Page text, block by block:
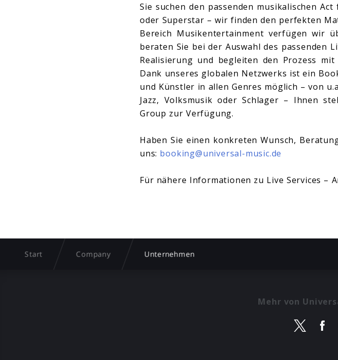
Sie suchen den passenden musikalischen
oder Superstar – wir finden den perfekten
Bereich Musikentertainment verfügen wir
beraten Sie bei der Auswahl des passenden
Realisierung und begleiten den Prozess
Dank unseres globalen Netzwerks ist ein
und Künstler in allen Genres möglich – von
Jazz, Volksmusik oder Schlager – Ihnen
Group zur Verfügung.
Haben Sie einen konkreten Wunsch,
uns: booking@universal-music.de
Für nähere Informationen zu Live Services –
Start Company Unternehmen
Mehr von